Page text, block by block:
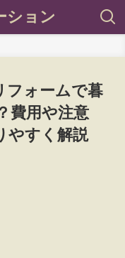
ション
フォームで暮
費用や注意
やすく解説